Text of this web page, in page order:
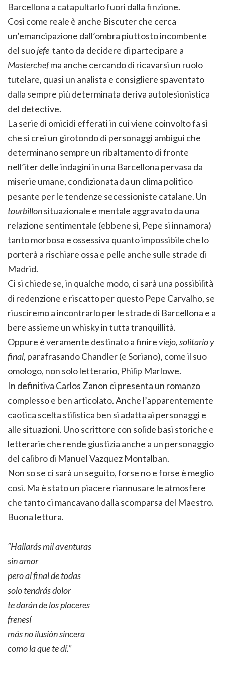
Barcellona a catapultarlo fuori dalla finzione.
Così come reale è anche Biscuter che cerca
un’emancipazione dall’ombra piuttosto incombente
del suojefe tanto da decidere di partecipare a
Masterchefma anche cercando di ricavarsi un ruolo
tutelare, quasi un analista e consigliere spaventato
dalla sempre più determinata deriva autolesionistica
del detective.
La serie di omicidi efferati in cui viene coinvolto fa sì
che si crei un girotondo di personaggi ambigui che
determinano sempre un ribaltamento di fronte
nell’iter delle indagini in una Barcellona pervasa da
miserie umane, condizionata da un clima politico
pesante per le tendenze secessioniste catalane. Un
tourbillonsituazionale e mentale aggravato da una
relazione sentimentale (ebbene sì, Pepe si innamora)
tanto morbosa e ossessiva quanto impossibile che lo
porterà a rischiare ossa e pelle anche sulle strade di
Madrid.
Ci si chiede se, in qualche modo, ci sarà una possibilità
di redenzione e riscatto per questo Pepe Carvalho, se
riusciremo a incontrarlo per le strade di Barcellona e a
bere assieme un whisky in tutta tranquillità.
Oppure è veramente destinato a finireviejo, solitario y
final, parafrasando Chandler (e Soriano), come il suo
omologo, non solo letterario, Philip Marlowe.
In definitiva Carlos Zanon ci presenta un romanzo
complesso e ben articolato. Anche l’apparentemente
caotica scelta stilistica ben si adatta ai personaggi e
alle situazioni. Uno scrittore con solide basi storiche e
letterarie che rende giustizia anche a un personaggio
del calibro di Manuel Vazquez Montalban.
Non so se ci sarà un seguito, forse no e forse è meglio
così. Ma è stato un piacere riannusare le atmosfere
che tanto ci mancavano dalla scomparsa del Maestro.
Buona lettura.
“Hallarás mil aventuras
sin amor
pero al final de todas
solo tendrás dolor
te darán de los placeres
frenesí
más no ilusión sincera
como la que te dí.”